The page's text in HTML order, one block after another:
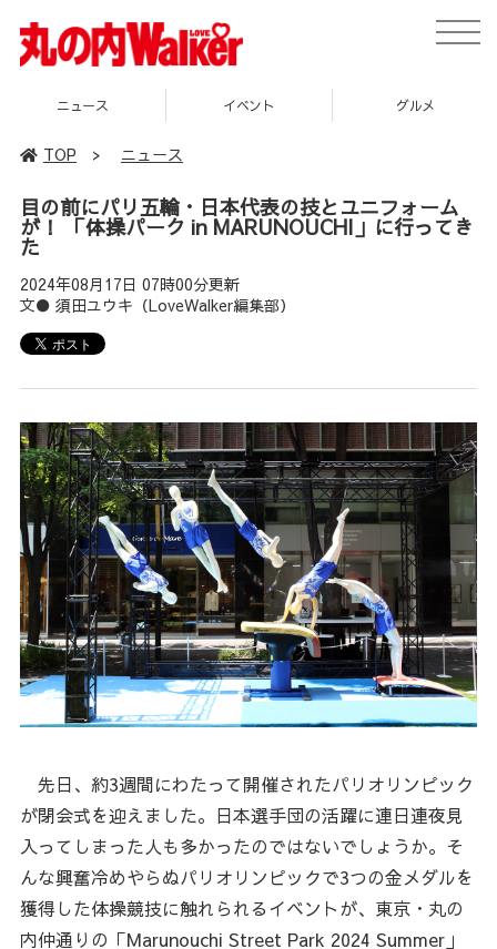
toggle
イベント グルメ スポット
TOP > ニュース
目の前にパリ五輪・日本代表の技とユニフォーム
が！ 「体操パーク in MARUNOUCHI」に行ってき
た
2024年08月17日 07時00分更新
文● 須田ユウキ（LoveWalker編集部）
先日、約3週間にわたって開催されたパリオリンピック
が閉会式を迎えました。日本選手団の活躍に連日連夜見
入ってしまった人も多かったのではないでしょうか。そ
んな興奮冷めやらぬパリオリンピックで3つの金メダルを
獲得した体操競技に触れられるイベントが、東京・丸の
内仲通りの「Marunouchi Street Park 2024 Summer」